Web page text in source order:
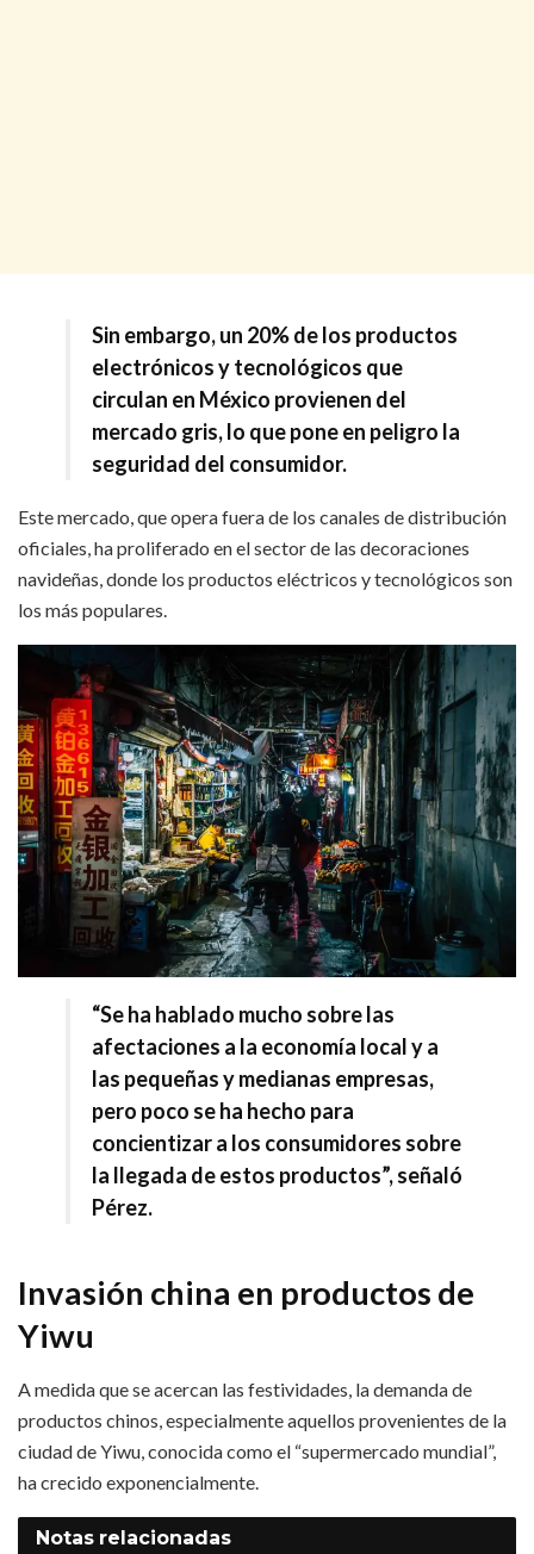
Sin embargo, un 20% de los productos
electrónicos y tecnológicos que
circulan en México provienen del
mercado gris, lo que pone en peligro la
seguridad del consumidor.
Este mercado, que opera fuera de los canales de distribución
oficiales, ha proliferado en el sector de las decoraciones
navideñas, donde los productos eléctricos y tecnológicos son
los más populares.
“Se ha hablado mucho sobre las
afectaciones a la economía local y a
las pequeñas y medianas empresas,
pero poco se ha hecho para
concientizar a los consumidores sobre
la llegada de estos productos”, señaló
Pérez.
Invasión china en productos de
Yiwu
A medida que se acercan las festividades, la demanda de
productos chinos, especialmente aquellos provenientes de la
ciudad de Yiwu, conocida como el “supermercado mundial”,
ha crecido exponencialmente.
Notas relacionadas